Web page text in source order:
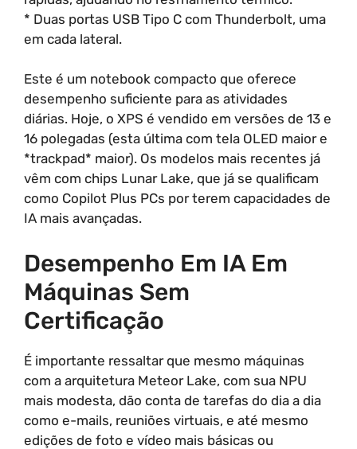
* Duas portas USB Tipo C com Thunderbolt, uma
em cada lateral.
Este é um notebook compacto que oferece
desempenho suficiente para as atividades
diárias. Hoje, o XPS é vendido em versões de 13 e
16 polegadas (esta última com tela OLED maior e
*trackpad* maior). Os modelos mais recentes já
vêm com chips Lunar Lake, que já se qualificam
como Copilot Plus PCs por terem capacidades de
IA mais avançadas.
Desempenho Em IA Em
Máquinas Sem
Certificação
É importante ressaltar que mesmo máquinas
com a arquitetura Meteor Lake, com sua NPU
mais modesta, dão conta de tarefas do dia a dia
como e-mails, reuniões virtuais, e até mesmo
edições de foto e vídeo mais básicas ou